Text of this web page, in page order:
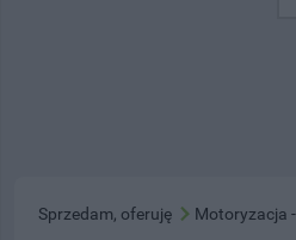
Sprzedam, oferuję Motoryzacja -